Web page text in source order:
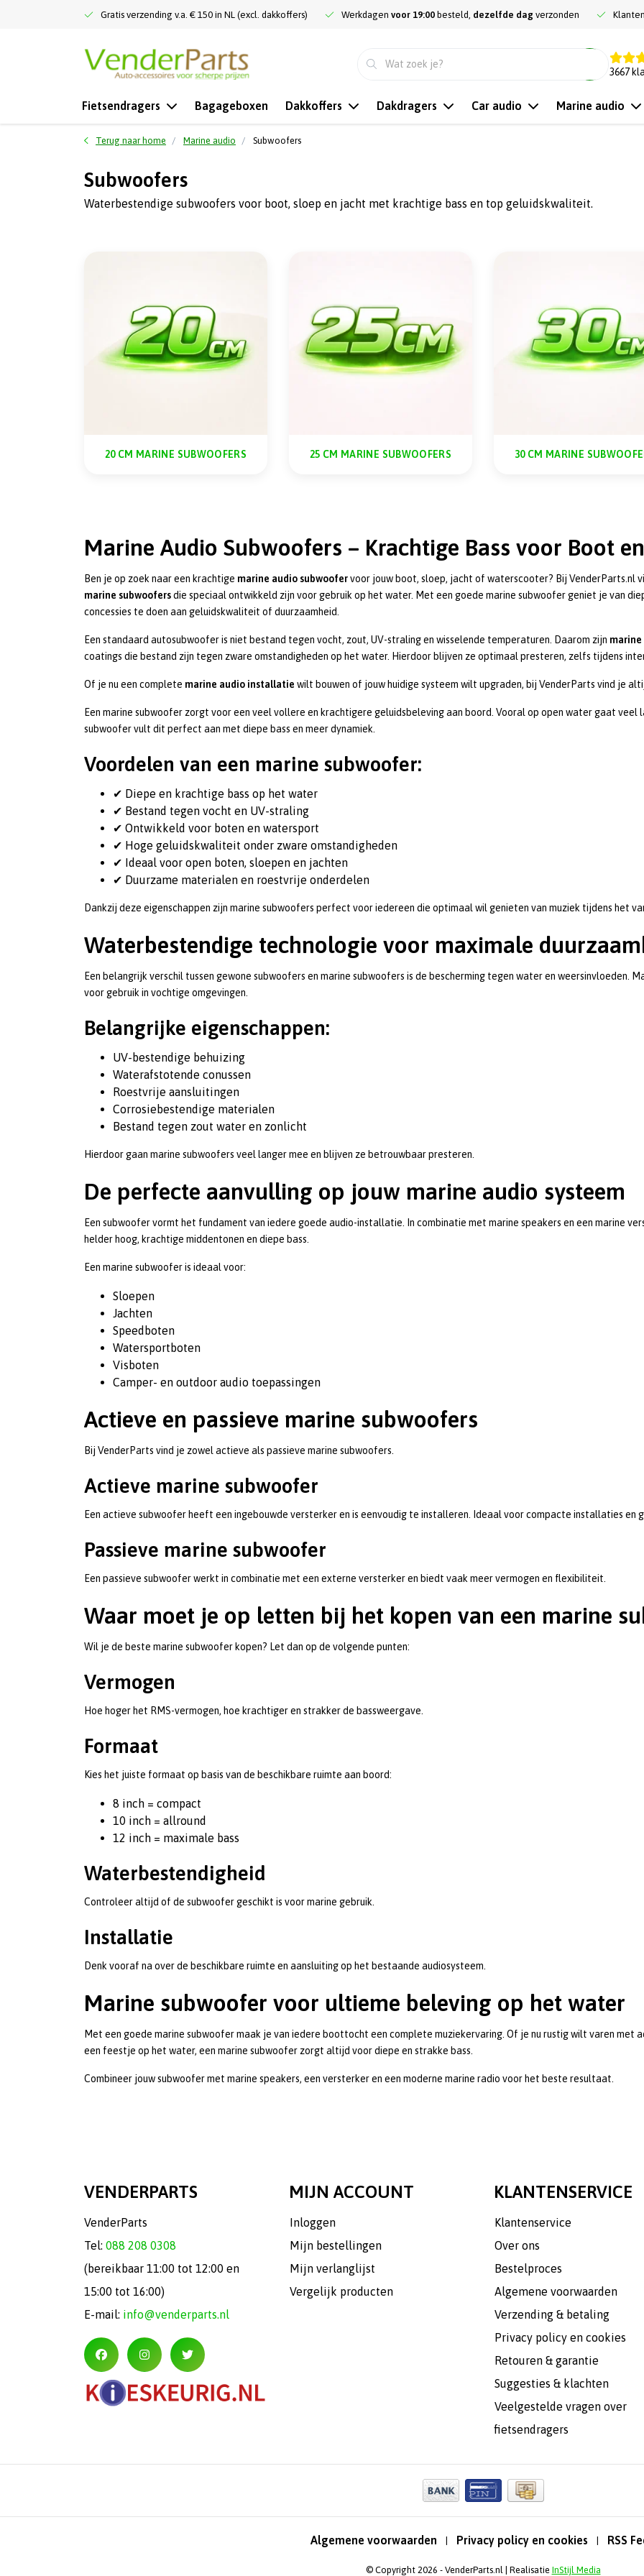
Gratis verzending v.a. € 150 in NL (excl. dakkoffers) Werkdagen voor 19:00 besteld, dezelfde dag verzonden
3667
Fietsendragers Bagageboxen Dakkoffers Dakdragers Car audio Marine audio
Terug naar home Marine audio Subwoofers
Subwoofers
Waterbestendige subwoofers voor boot, sloep en jacht met krachtige bass en top geluidskwaliteit.
20 CM MARINE SUBWOOFERS 25 CM MARINE SUBWOOFERS 30 CM MARINE
Marine Audio Subwoofers – Krachtige Bass voor Boot
Ben je op zoek naar een krachtige marine audio subwoofervoor jouw boot, sloep, jacht of waterscooter? Bij VenderParts.nl
marine subwoofersdie speciaal ontwikkeld zijn voor gebruik op het water. Met een goede marine subwoofer geniet je van
concessies te doen aan geluidskwaliteit of duurzaamheid.
Een standaard autosubwoofer is niet bestand tegen vocht, zout, UV-straling en wisselende temperaturen. Daarom zijn marine
coatings die bestand zijn tegen zware omstandigheden op het water. Hierdoor blijven ze optimaal presteren, zelfs tijdens
Of je nu een complete marine audio installatie wilt bouwen of jouw huidige systeem wilt upgraden, bij VenderParts vind je
Een marine subwoofer zorgt voor een veel vollere en krachtigere geluidsbeleving aan boord. Vooral op open water gaat veel
subwoofer vult dit perfect aan met diepe bass en meer dynamiek.
Voordelen van een marine subwoofer:
✔ Diepe en krachtige bass op het water
✔ Bestand tegen vocht en UV-straling
✔ Ontwikkeld voor boten en watersport
✔ Hoge geluidskwaliteit onder zware omstandigheden
✔ Ideaal voor open boten, sloepen en jachten
✔ Duurzame materialen en roestvrije onderdelen
Dankzij deze eigenschappen zijn marine subwoofers perfect voor iedereen die optimaal wil genieten van muziek tijdens het
Waterbestendige technologie voor maximale
Een belangrijk verschil tussen gewone subwoofers en marine subwoofers is de bescherming tegen water en weersinvloeden.
voor gebruik in vochtige omgevingen.
Belangrijke eigenschappen:
UV-bestendige behuizing
Waterafstotende conussen
Roestvrije aansluitingen
Corrosiebestendige materialen
Bestand tegen zout water en zonlicht
Hierdoor gaan marine subwoofers veel langer mee en blijven ze betrouwbaar presteren.
De perfecte aanvulling op jouw marine audio systeem
Een subwoofer vormt het fundament van iedere goede audio-installatie. In combinatie met marine speakers en een marine
helder hoog, krachtige middentonen en diepe bass.
Een marine subwoofer is ideaal voor:
Sloepen
Jachten
Speedboten
Watersportboten
Visboten
Camper- en outdoor audio toepassingen
Actieve en passieve marine subwoofers
Bij VenderParts vind je zowel actieve als passieve marine subwoofers.
Actieve marine subwoofer
Een actieve subwoofer heeft een ingebouwde versterker en is eenvoudig te installeren. Ideaal voor compacte installaties en
Passieve marine subwoofer
Een passieve subwoofer werkt in combinatie met een externe versterker en biedt vaak meer vermogen en flexibiliteit.
Waar moet je op letten bij het kopen van een marine
Wil je de beste marine subwoofer kopen? Let dan op de volgende punten:
Vermogen
Hoe hoger het RMS-vermogen, hoe krachtiger en strakker de bassweergave.
Formaat
Kies het juiste formaat op basis van de beschikbare ruimte aan boord:
8 inch = compact
10 inch = allround
12 inch = maximale bass
Waterbestendigheid
Controleer altijd of de subwoofer geschikt is voor marine gebruik.
Installatie
Denk vooraf na over de beschikbare ruimte en aansluiting op het bestaande audiosysteem.
Marine subwoofer voor ultieme beleving op het water
Met een goede marine subwoofer maak je van iedere boottocht een complete muziekervaring. Of je nu rustig wilt varen
een feestje op het water, een marine subwoofer zorgt altijd voor diepe en strakke bass.
Combineer jouw subwoofer met marine speakers, een versterker en een moderne marine radio voor het beste resultaat.
VENDERPARTS
VenderParts
Tel: 088 208 0308
(bereikbaar 11:00 tot 12:00 en
15:00 tot 16:00)
E-mail: info@venderparts.nl
MIJN ACCOUNT
Inloggen
Mijn bestellingen
Mijn verlanglijst
Vergelijk producten
KLANTENSERVICE
Klantenservice
Over ons
Bestelproces
Algemene voorwaarden
Verzending & betaling
Privacy policy en cookies
Retouren & garantie
Suggesties & klachten
Veelgestelde vragen over
fietsendragers
Algemene voorwaarden | Privacy policy en cookies | RSS
© Copyright 2026 - VenderParts.nl | Realisatie InStijl Media